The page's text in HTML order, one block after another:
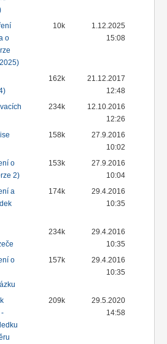
o
10k
1.12.2025
15:08
162k
21.12.2017
12:48
234k
12.10.2016
12:26
158k
27.9.2016
10:02
o
2)
153k
27.9.2016
10:04
a
174k
29.4.2016
10:35
234k
29.4.2016
10:35
o
157k
29.4.2016
10:35
209k
29.5.2020
14:58